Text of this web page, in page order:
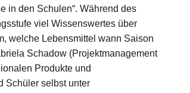
in den Schulen“. Während des
viel Wissenswertes über
welche Lebensmittel wann Saison
Schadow (Projektmanagement
Produkte und
Schüler selbst unter